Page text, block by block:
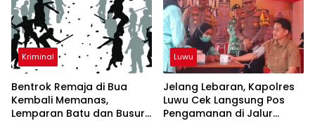
Kriminal
Bentrok Remaja di Bua
Kembali Memanas,
Lemparan Batu dan Busur
Luwu
Jelang Lebaran, Kapolres
Luwu Cek Langsung Pos
Pengamanan di Jalur